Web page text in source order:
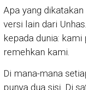
Apa yang
versi lain dari
kepada dunia:
remehkan kami.
Di mana-mana
punya dua sisi. Di